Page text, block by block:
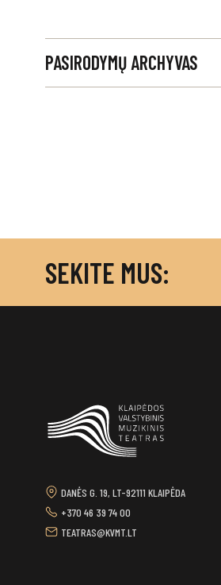
PASIRODYMŲ ARCHYVAS
SEKITE MUS:
DANĖS G. 19, LT-92111 KLAIPĖDA
+370 46 39 74 00
TEATRAS@KVMT.LT